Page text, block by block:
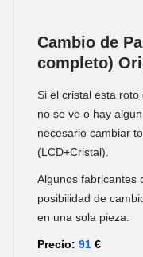
Cambio de
completo)
Si el cristal esta
no se ve o hay
necesario cambiar
(LCD+Cristal).
Algunos fabricantes
posibilidad de
en una sola pieza.
Precio: 91 €